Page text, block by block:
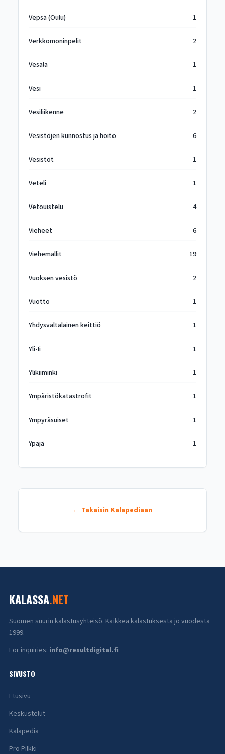
Vepsä (Oulu) 1
Verkkomoninpelit 2
Vesala 1
Vesi 1
Vesiliikenne 2
Vesistöjen kunnostus ja hoito 6
Vesistöt 1
Veteli 1
Vetouistelu 4
Vieheet 6
Viehemallit 19
Vuoksen vesistö 2
Vuotto 1
Yhdysvaltalainen keittiö 1
Yli-Ii 1
Ylikiiminki 1
Ympäristökatastrofit 1
Ympyräsuiset 1
Ypäjä 1
← Takaisin Kalapediaan
KALASSA.NET
Suomen suurin kalastusyhteisö. Kaikkea kalastuksesta jo vuodesta
1999.
For inquiries: info@resultdigital.fi
SIVUSTO
Etusivu
Keskustelut
Kalapedia
Pro Pilkki